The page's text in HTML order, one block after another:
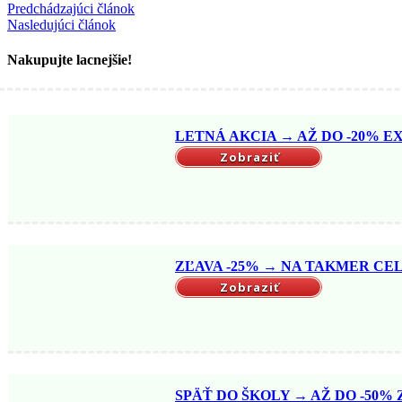
Predchádzajúci článok
Nasledujúci článok
Nakupujte lacnejšie!
LETNÁ AKCIA → AŽ DO -20%
Zobraziť
ZĽAVA -25% → NA TAKMER
Zobraziť
SPÄŤ DO ŠKOLY → AŽ DO -50%